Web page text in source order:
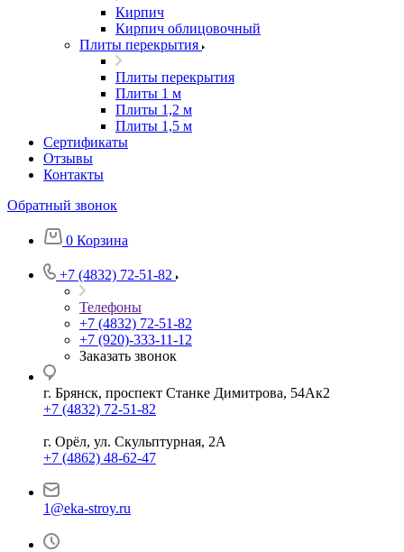
Кирпич
Кирпич облицовочный
Плиты перекрытия
Плиты перекрытия
Плиты 1 м
Плиты 1,2 м
Плиты 1,5 м
Сертификаты
Отзывы
Контакты
Обратный звонок
0 Корзина
+7 (4832) 72-51-82
Телефоны
+7 (4832) 72-51-82
+7 (920)-333-11-12
Заказать звонок
г. Брянск, проспект Станке Димитрова, 54Ак2
+7 (4832) 72-51-82
г. Орёл, ул. Скульптурная, 2А
+7 (4862) 48-62-47
1@eka-stroy.ru